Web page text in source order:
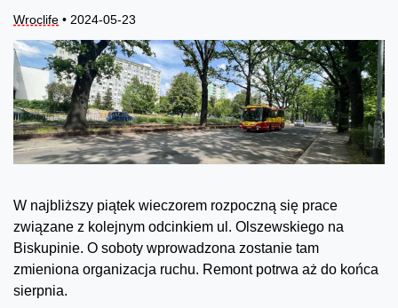
Wroclife • 2024-05-23
W najbliższy piątek wieczorem rozpoczną się prace
związane z kolejnym odcinkiem ul. Olszewskiego na
Biskupinie. O soboty wprowadzona zostanie tam
zmieniona organizacja ruchu. Remont potrwa aż do końca
sierpnia.